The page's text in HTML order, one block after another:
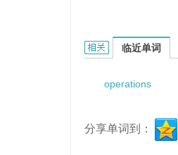
Operations临近单词
operations
分享单词到：